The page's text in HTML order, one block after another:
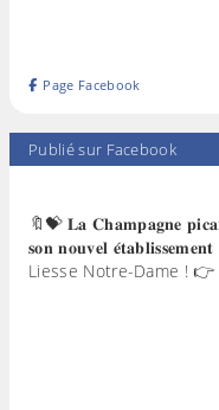
Page Facebook
Publié sur Facebook
🔖💝 𝐋𝐚 𝐂𝐡𝐚𝐦𝐩𝐚𝐠𝐧𝐞
𝐬𝐨𝐧 𝐧𝐨𝐮𝐯𝐞𝐥
Liesse Notre-Dame ! 👉